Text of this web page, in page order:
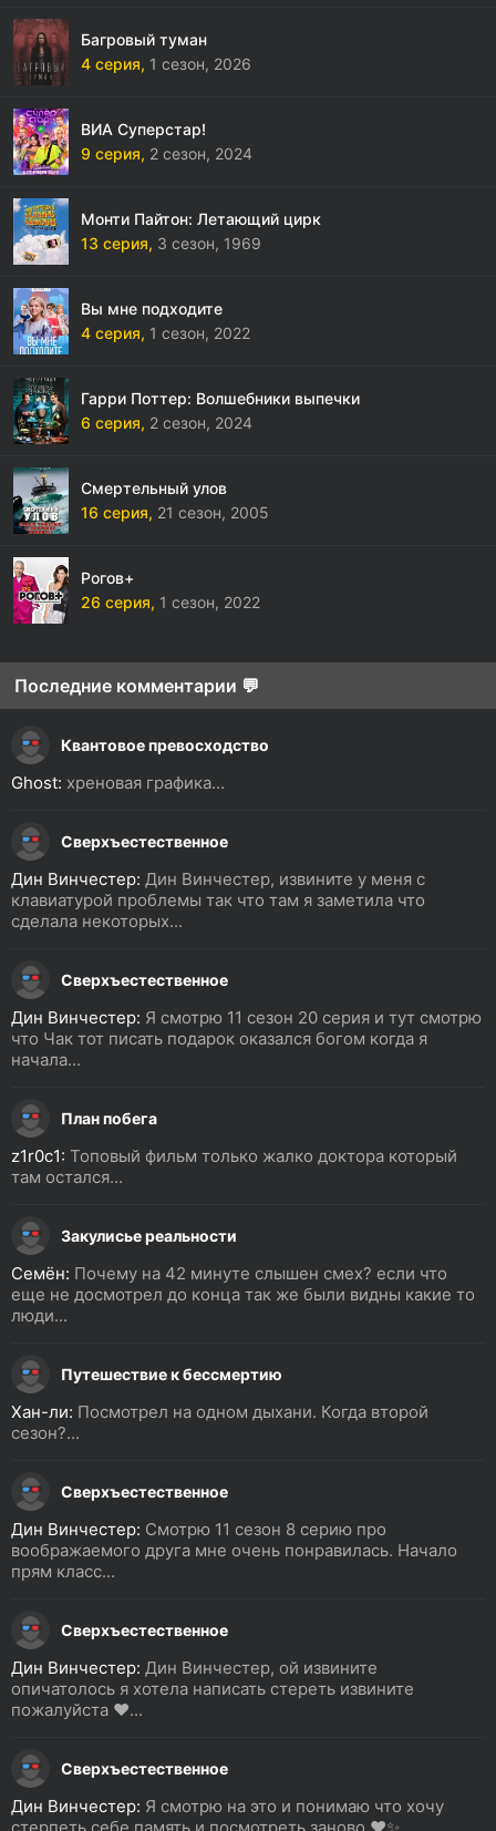
Багровый туман
4 серия, 1 сезон, 2026
ВИА Суперстар!
9 серия, 2 сезон, 2024
Монти Пайтон: Летающий цирк
13 серия, 3 сезон, 1969
Вы мне подходите
4 серия, 1 сезон, 2022
Гарри Поттер: Волшебники выпечки
6 серия, 2 сезон, 2024
Смертельный улов
16 серия, 21 сезон, 2005
Рогов+
26 серия, 1 сезон, 2022
Последние комментарии 💬
Квантовое превосходство
Ghost: хреновая графика...
Сверхъестественное
Дин Винчестер: Дин Винчестер, извините у меня с
клавиатурой проблемы так что там я заметила что
сделала некоторых...
Сверхъестественное
Дин Винчестер: Я смотрю 11 сезон 20 серия и тут смотрю
что Чак тот писать подарок оказался богом когда я
начала...
План побега
z1r0c1: Топовый фильм только жалко доктора который
там остался...
Закулисье реальности
Семён: Почему на 42 минуте слышен смех? если что
еще не досмотрел до конца так же были видны какие то
люди...
Путешествие к бессмертию
Хан-ли: Посмотрел на одном дыхани. Когда второй
сезон?...
Сверхъестественное
Дин Винчестер: Смотрю 11 сезон 8 серию про
воображаемого друга мне очень понравилась. Начало
прям класс...
Сверхъестественное
Дин Винчестер: Дин Винчестер, ой извините
опичатолось я хотела написать стереть извините
пожалуйста ❤️...
Сверхъестественное
Дин Винчестер: Я смотрю на это и понимаю что хочу